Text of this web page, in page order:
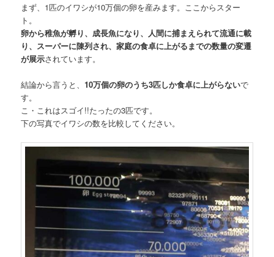
まず、1匹のイワシが10万個の卵を産みます。ここからスター
ト。
卵から稚魚が孵り、成長魚になり、人間に捕まえられて流通に載
り、スーパーに陳列され、家庭の食卓に上がるまでの数量の変遷
が展示されています。
結論から言うと、10万個の卵のうち3匹しか食卓に上がらないで
す。
こ・これはスゴイ!!たったの3匹です。
下の写真でイワシの数を比較してください。